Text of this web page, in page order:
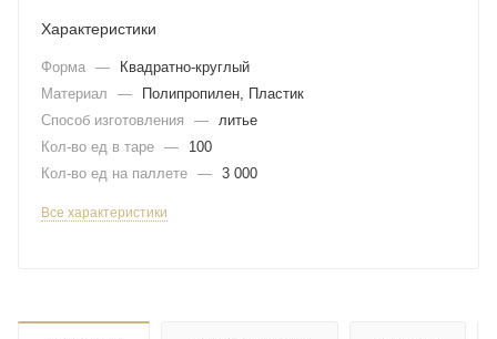
Характеристики
Форма —
Квадратно-круглый
Материал
—
Полипропилен, Пластик
Способ изготовления
—
литье
Кол-во ед в таре —
100
Кол-во ед на паллете — 3 000
Все характеристики